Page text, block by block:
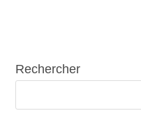
Rechercher